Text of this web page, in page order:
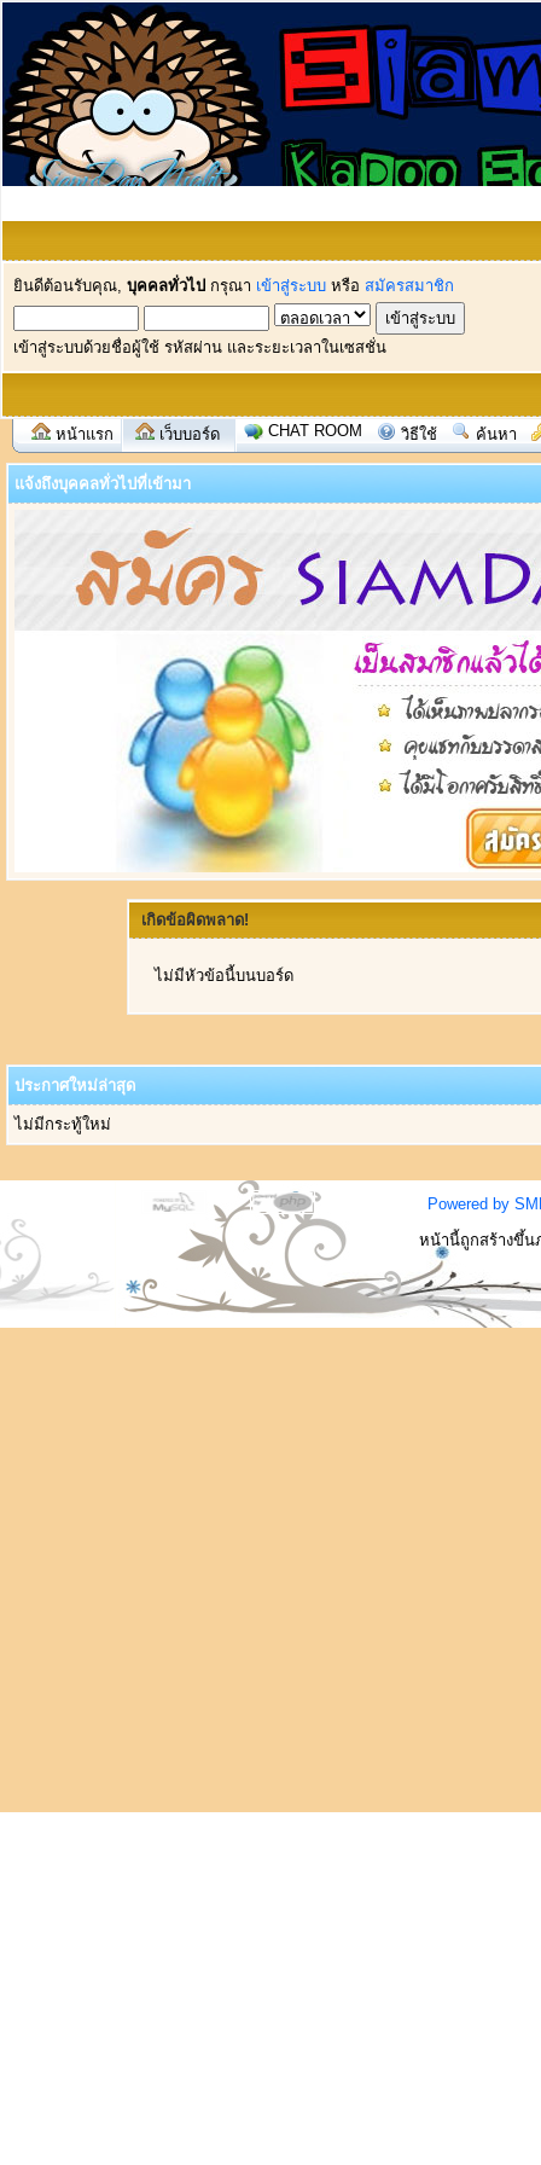
ยินดีต้อนรับคุณ, บุคคลทั่วไป กรุณา เข้าสู่ระบบ หรือ สมัครสมาชิก
เข้าสู่ระบบด้วยชื่อผู้ใช้ รหัสผ่าน และระยะเวลาในเซสชั่น
หน้าแรก เว็บบอร์ด CHAT ROOM วิธีใช้ ค้นหา
แจ้งถึงบุคคลทั่วไปที่เข้ามา
เกิดข้อผิดพลาด!
ไม่มีหัวข้อนี้บนบอร์ด
ประกาศใหม่ล่าสุด
ไม่มีกระทู้ใหม่
Powered by
หน้านี้ถูกสร้างขึ้น